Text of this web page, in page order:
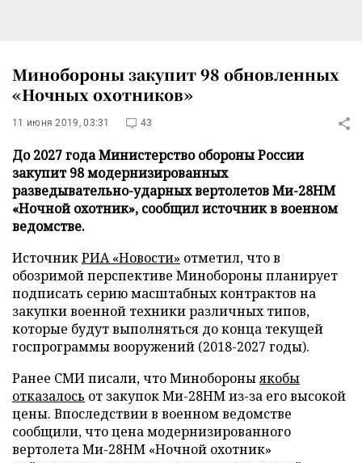
Минобороны закупит 98 обновленных
«Ночных охотников»
11 июня 2019, 03:31 43
До 2027 года Министерство обороны России
закупит 98 модернизированных
разведывательно-ударных вертолетов Ми-28НМ
«Ночной охотник», сообщил источник в военном
ведомстве.
ИсточникРИА «Новости» отметил, что в
обозримой перспективе Минобороны планирует
подписать серию масштабных контрактов на
закупки военной техники различных типов,
которые будут выполняться до конца текущей
госпрограммы вооружений (2018-2027 годы).
Ранее СМИ писали, что Минобороныякобы
отказалось от закупок Ми-28НМ из-за его высокой
цены. Впоследствии в военном ведомстве
сообщили, что цена модернизированного
вертолета Ми-28НМ «Ночной охотник»